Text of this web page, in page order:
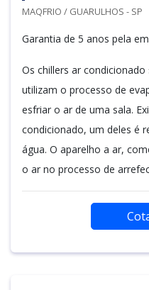
MAQFRIO / GUARULHOS - SP
Garantia de 5 anos pela
Os chillers ar
utilizam o processo de
esfriar o ar de uma sala.
condicionado, um deles é
água. O aparelho a ar,
o ar no processo de